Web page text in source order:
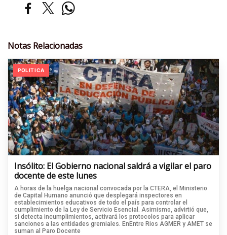
Notas Relacionadas
POLITICA
Insólito: El Gobierno nacional saldrá a vigilar el paro
docente de este lunes
A horas de la huelga nacional convocada por la CTERA, el Ministerio
de Capital Humano anunció que desplegará inspectores en
establecimientos educativos de todo el país para controlar el
cumplimiento de la Ley de Servicio Esencial. Asimismo, advirtió que,
si detecta incumplimientos, activará los protocolos para aplicar
sanciones a las entidades gremiales. EnEntre Rios AGMER y AMET se
suman al Paro Docente